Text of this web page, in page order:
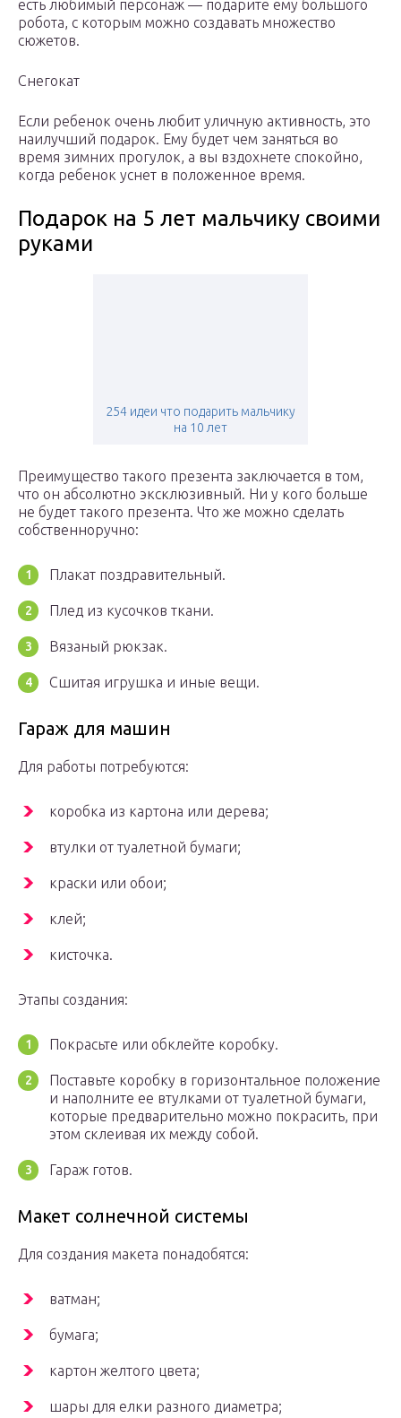
есть любимый персонаж — подарите ему большого
робота, с которым можно создавать множество
сюжетов.
Снегокат
Если ребенок очень любит уличную активность, это
наилучший подарок. Ему будет чем заняться во
время зимних прогулок, а вы вздохнете спокойно,
когда ребенок уснет в положенное время.
Подарок на 5 лет мальчику своими
руками
254 идеи что подарить мальчику
на 10 лет
Преимущество такого презента заключается в том,
что он абсолютно эксклюзивный. Ни у кого больше
не будет такого презента. Что же можно сделать
собственноручно:
Плакат поздравительный.
Плед из кусочков ткани.
Вязаный рюкзак.
Сшитая игрушка и иные вещи.
Гараж для машин
Для работы потребуются:
коробка из картона или дерева;
втулки от туалетной бумаги;
краски или обои;
клей;
кисточка.
Этапы создания:
Покрасьте или обклейте коробку.
Поставьте коробку в горизонтальное положение
и наполните ее втулками от туалетной бумаги,
которые предварительно можно покрасить, при
этом склеивая их между собой.
Гараж готов.
Макет солнечной системы
Для создания макета понадобятся:
ватман;
бумага;
картон желтого цвета;
шары для елки разного диаметра;